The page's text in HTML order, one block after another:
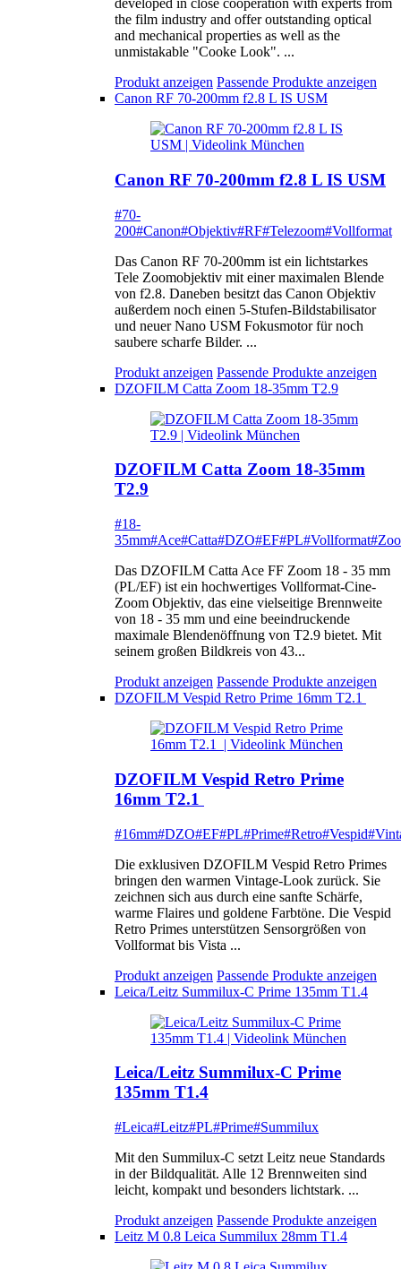
developed in close cooperation with experts from
the film industry and offer outstanding optical
and mechanical properties as well as the
unmistakable "Cooke Look". ...
Produkt anzeigen Passende Produkte anzeigen
Canon RF 70-200mm f2.8 L IS USM
Canon RF 70-200mm f2.8 L IS USM
#70-
200#Canon#Objektiv#RF#Telezoom#Vollformat
Das Canon RF 70-200mm ist ein lichtstarkes
Tele Zoomobjektiv mit einer maximalen Blende
von f2.8. Daneben besitzt das Canon Objektiv
außerdem noch einen 5-Stufen-Bildstabilisator
und neuer Nano USM Fokusmotor für noch
saubere scharfe Bilder. ...
Produkt anzeigen Passende Produkte anzeigen
DZOFILM Catta Zoom 18-35mm T2.9
DZOFILM Catta Zoom 18-35mm
T2.9
#18-
35mm#Ace#Catta#DZO#EF#PL#Vollformat
Das DZOFILM Catta Ace FF Zoom 18 - 35 mm
(PL/EF) ist ein hochwertiges Vollformat-Cine-
Zoom Objektiv, das eine vielseitige Brennweite
von 18 - 35 mm und eine beeindruckende
maximale Blendenöffnung von T2.9 bietet. Mit
seinem großen Bildkreis von 43...
Produkt anzeigen Passende Produkte anzeigen
DZOFILM Vespid Retro Prime 16mm T2.1
DZOFILM Vespid Retro Prime
16mm T2.1
#16mm#DZO#EF#PL#Prime#Retro#Vespid
Die exklusiven DZOFILM Vespid Retro Primes
bringen den warmen Vintage-Look zurück. Sie
zeichnen sich aus durch eine sanfte Schärfe,
warme Flaires und goldene Farbtöne. Die Vespid
Retro Primes unterstützen Sensorgrößen von
Vollformat bis Vista ...
Produkt anzeigen Passende Produkte anzeigen
Leica/Leitz Summilux-C Prime 135mm T1.4
Leica/Leitz Summilux-C Prime
135mm T1.4
#Leica#Leitz#PL#Prime#Summilux
Mit den Summilux-C setzt Leitz neue Standards
in der Bildqualität. Alle 12 Brennweiten sind
leicht, kompakt und besonders lichtstark. ...
Produkt anzeigen Passende Produkte anzeigen
Leitz M 0.8 Leica Summilux 28mm T1.4